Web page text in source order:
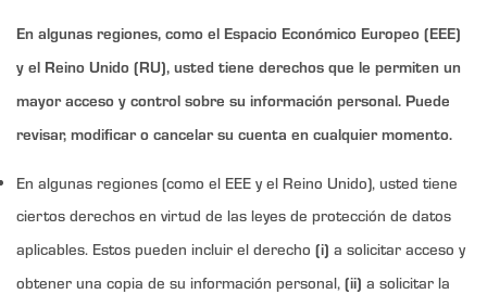
En algunas regiones, como el Espacio Económico Europeo (EEE)
y el Reino Unido (RU), usted tiene derechos que le permiten un
mayor acceso y control sobre su información personal. Puede
revisar, modificar o cancelar su cuenta en cualquier momento.
En algunas regiones (como el EEE y el Reino Unido), usted tiene
ciertos derechos en virtud de las leyes de protección de datos
aplicables. Estos pueden incluir el derecho (i) a solicitar acceso y
obtener una copia de su información personal, (ii) a solicitar la